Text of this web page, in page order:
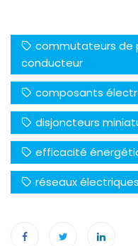
commutateurs de
conducteur
composants
disjoncteurs
efficacité
réseaux électriques